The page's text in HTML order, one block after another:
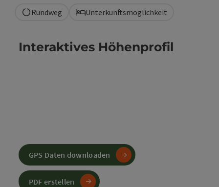
Rundweg Unterkunftsmöglichkeit
Interaktives Höhenprofil
GPS Daten downloaden
PDF erstellen